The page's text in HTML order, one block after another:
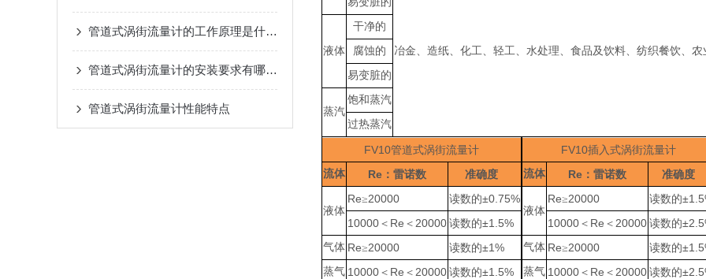
管道式涡街流量计的工作原理是什么？
管道式涡街流量计的安装要求有哪些？
管道式涡街流量计性能特点
冶金、造纸、化工、轻工、水处理、食品及饮料、纺织餐饮、
液体
干净的
腐蚀的
易变脏的
蒸汽
饱和蒸汽
过热蒸汽
FV10管道式涡街流量计
流体
Re ：雷诺数 准确度
液体
Re≥20000 读数的±0.75%
10000 ＜ Re ＜ 20000 读数的±1.5%
气体 Re≥20000 读数的±1%
蒸气 10000 ＜ Re ＜ 20000 读数的±1.5%
FV10插入式涡街流量计
流体
Re ：雷诺数 准确度
液体
Re≥20000 读数的
10000 ＜ Re ＜ 20000 读数的
气体 Re≥20000 读数的
蒸气 10000 ＜ Re ＜ 20000 读数的